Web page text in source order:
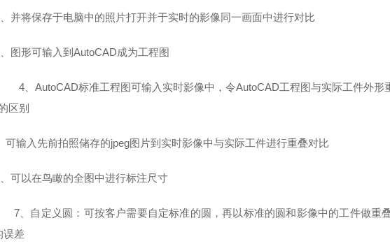
并将保存于电脑中的照片打开并于实时的影像同一画面中进行对比
形可输入到AutoCAD成为工程图
、AutoCAD标准工程图可输入实时影像中，令AutoCAD工程图与实际工件外形
区别
可输入先前拍照储存的jpeg图片到实时影像中与实际工件进行重叠对比
以在鸟瞰的全图中进行标注尺寸
自定义圆：可按客户需要自定标准的圆，再以标准的圆和影像中的工件做重
误差